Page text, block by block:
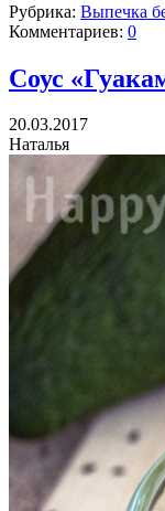
Рубрика: Выпечка
Комментариев: 0
Соус
20.03.2017
Наталья